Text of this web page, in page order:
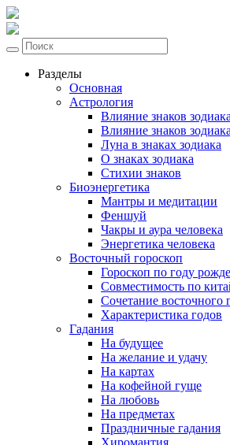
Разделы
Основная
Астрология
Влияние знаков
Влияние знаков
Луна в знаках зодиака
О знаках зодиака
Стихии знаков
Биоэнергетика
Мантры и медитации
Феншуй
Чакры и аура человека
Энергетика человека
Восточный гороскоп
Гороскоп по году
Совместимость по
Сочетание восточного
Характеристика годов
Гадания
На будущее
На желание и удачу
На картах
На кофейной гуще
На любовь
На предметах
Праздничные гадания
Хиромантия